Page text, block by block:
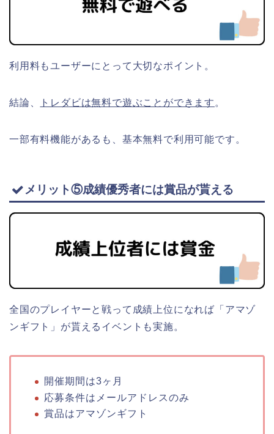
利用料もユーザーにとって大切なポイント。
結論、 トレダビは無料で遊ぶことができます 。
一部有料機能があるも、基本無料で利用可能です。
メリット⑤成績優秀者には賞品が貰える
全国のプレイヤーと戦って成績上位になれば「アマゾ
ンギフト」が貰えるイベントも実施。
開催期間は3ヶ月
応募条件はメールアドレスのみ
賞品はアマゾンギフト